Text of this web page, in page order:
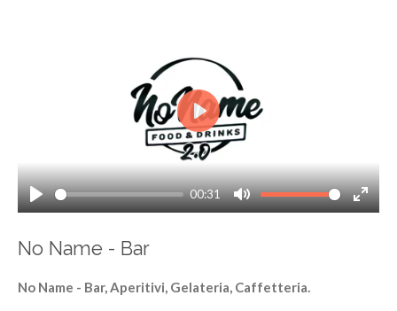
P
a
y
00:31
M
e
E
P
l
a
y
No Name - Bar
No Name - Bar, Aperitivi, Gelateria, Caffetteria.